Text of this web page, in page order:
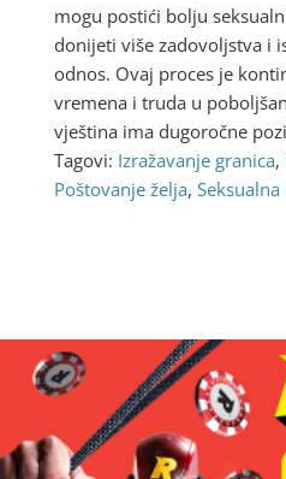
mogu postići bolju
donijeti više zadovoljstva i
odnos. Ovaj proces je
vremena i truda u
vještina ima dugoročne
Tagovi: Izražavanje granica,
Poštovanje želja,